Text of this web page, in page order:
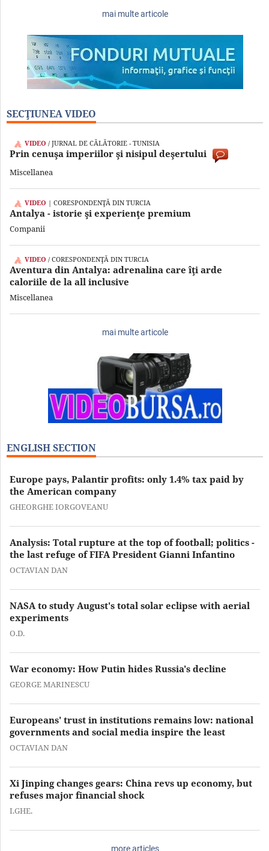
mai multe articole
SECŢIUNEA VIDEO
VIDEO / JURNAL DE CĂLĂTORIE - TUNISIA
Prin cenuşa imperiilor şi nisipul deşertului
Miscellanea
VIDEO | CORESPONDENŢĂ DIN TURCIA
Antalya - istorie şi experienţe premium
Companii
VIDEO / CORESPONDENŢĂ DIN TURCIA
Aventura din Antalya: adrenalina care îţi arde
caloriile de la all inclusive
Miscellanea
mai multe articole
ENGLISH SECTION
Europe pays, Palantir profits: only 1.4% tax paid by
the American company
GHEORGHE IORGOVEANU
Analysis: Total rupture at the top of football; politics -
the last refuge of FIFA President Gianni Infantino
OCTAVIAN DAN
NASA to study August's total solar eclipse with aerial
experiments
O.D.
War economy: How Putin hides Russia's decline
GEORGE MARINESCU
Europeans' trust in institutions remains low: national
governments and social media inspire the least
OCTAVIAN DAN
Xi Jinping changes gears: China revs up economy, but
refuses major financial shock
I.GHE.
more articles